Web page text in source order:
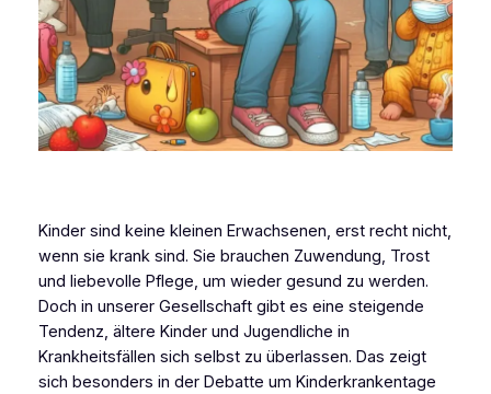
Kinder sind keine kleinen Erwachsenen, erst recht nicht,
wenn sie krank sind. Sie brauchen Zuwendung, Trost
und liebevolle Pflege, um wieder gesund zu werden.
Doch in unserer Gesellschaft gibt es eine steigende
Tendenz, ältere Kinder und Jugendliche in
Krankheitsfällen sich selbst zu überlassen. Das zeigt
sich besonders in der Debatte um Kinderkrankentage